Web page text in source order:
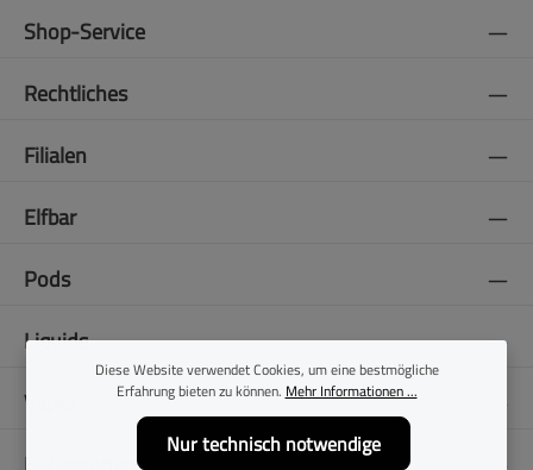
Shop-Service
Rechtliches
Filialen
Elfbar
Pods
Liquids
Vapes
Diese Website verwendet Cookies, um eine bestmögliche
Erfahrung bieten zu können. Mehr Informationen ...
Nur technisch notwendige